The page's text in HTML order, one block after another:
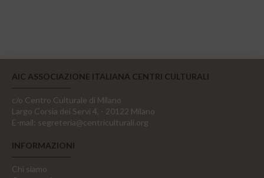
AIC ASSOCIAZIONE ITALIANA CENTRI CULTURALI
c/o Centro Culturale di Milano
Largo Corsia dei Servi 4, - 20122 Milano
E-mail: segreteria@centriculturali.org
INFORMAZIONI
Chi siamo